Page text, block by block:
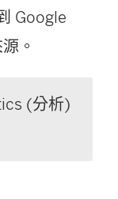
Google
。
(分析)